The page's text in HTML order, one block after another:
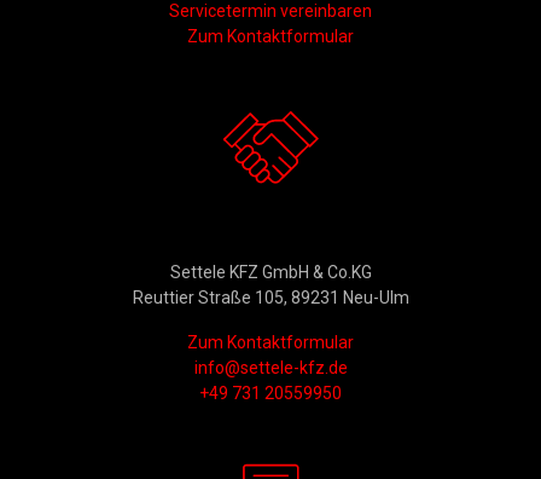
Servicetermin vereinbaren
Zum Kontaktformular
Settele KFZ GmbH & Co.KG
Reuttier Straße 105, 89231 Neu-Ulm
Zum Kontaktformular
info@settele-kfz.de
+49 731 20559950